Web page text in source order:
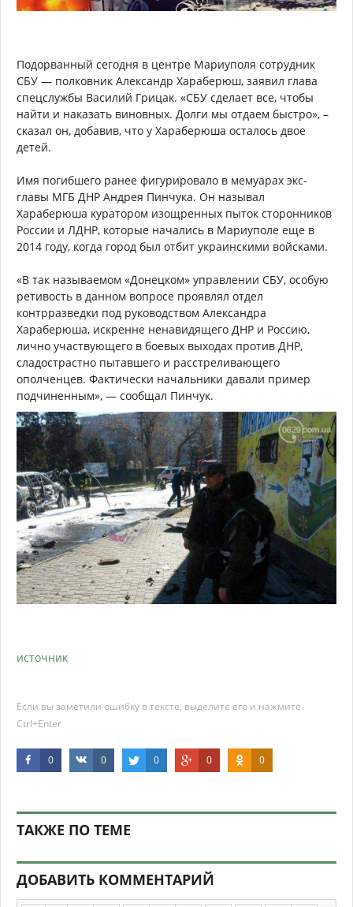
Подорванный сегодня в центре Мариуполя сотрудник
СБУ — полковник Александр Хараберюш, заявил глава
спецслужбы Василий Грицак. «СБУ сделает все, чтобы
найти и наказать виновных. Долги мы отдаем быстро», –
сказал он, добавив, что у Хараберюша осталось двое
детей.
Имя погибшего ранее фигурировало в мемуарах экс-
главы МГБ ДНР Андрея Пинчука. Он называл
Хараберюша куратором изощренных пыток сторонников
России и ЛДНР, которые начались в Мариуполе еще в
2014 году, когда город был отбит украинскими войсками.
«В так называемом «Донецком» управлении СБУ, особую
ретивость в данном вопросе проявлял отдел
контрразведки под руководством Александра
Хараберюша, искренне ненавидящего ДНР и Россию,
лично участвующего в боевых выходах против ДНР,
сладострастно пытавшего и расстреливающего
ополченцев. Фактически начальники давали пример
подчиненным», — сообщал Пинчук.
источник
Если вы заметили ошибку в тексте, выделите его и нажмите
Ctrl+Enter
0 0 0 0 0
ТАКЖЕ ПО ТЕМЕ
ДОБАВИТЬ КОММЕНТАРИЙ